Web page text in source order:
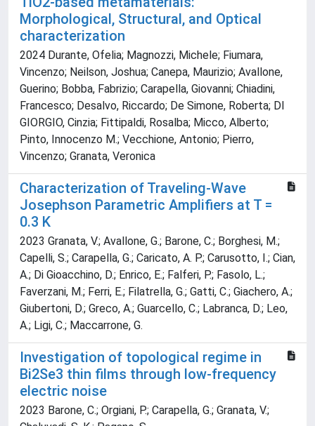
Morphological, Structural, and Optical
characterization
2024 Durante, Ofelia; Magnozzi, Michele; Fiumara,
Vincenzo; Neilson, Joshua; Canepa, Maurizio; Avallone,
Guerino; Bobba, Fabrizio; Carapella, Giovanni; Chiadini,
Francesco; Desalvo, Riccardo; De Simone, Roberta; DI
GIORGIO, Cinzia; Fittipaldi, Rosalba; Micco, Alberto;
Pinto, Innocenzo M.; Vecchione, Antonio; Pierro,
Vincenzo; Granata, Veronica
Characterization of Traveling-Wave
Josephson Parametric Amplifiers at T =
0.3 K
2023 Granata, V.; Avallone, G.; Barone, C.; Borghesi, M.;
Capelli, S.; Carapella, G.; Caricato, A. P.; Carusotto, I.; Cian,
A.; Di Gioacchino, D.; Enrico, E.; Falferi, P.; Fasolo, L.;
Faverzani, M.; Ferri, E.; Filatrella, G.; Gatti, C.; Giachero, A.;
Giubertoni, D.; Greco, A.; Guarcello, C.; Labranca, D.; Leo,
A.; Ligi, C.; Maccarrone, G.
Investigation of topological regime in
Bi2Se3 thin films through low-frequency
electric noise
2023 Barone, C.; Orgiani, P.; Carapella, G.; Granata, V.;